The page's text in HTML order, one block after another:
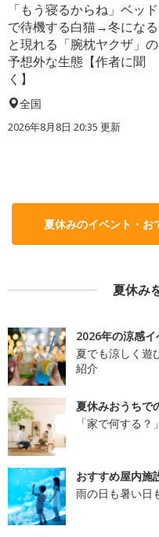
「もう寝るからね」ベッド
で待機する白猫→冬になる
と現れる「腕枕ヤクザ」の
予想外な生態【作者に聞
く】
全国
2026年8月8日 20:35 更新
夏休みのイベント・お
夏休み
2026年の涼感
夏でも涼しく遊
紹介
夏休みおうちで
「家で何する
おすすめ屋内施
雨の日も暑い日